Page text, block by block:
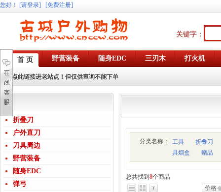
您好 ！ [请登录] [免费注册]
关键字：
首 页 野营装备 随身EDC 三刃木 打火机
点此链接进老站点！但仅供查询不能下单
折叠刀
户外直刀
刀具周边
野营装备
随身EDC
弹弓
分类名称： 工具
折叠刀
具烟盒
赠品
总共找到 8个商品
价格